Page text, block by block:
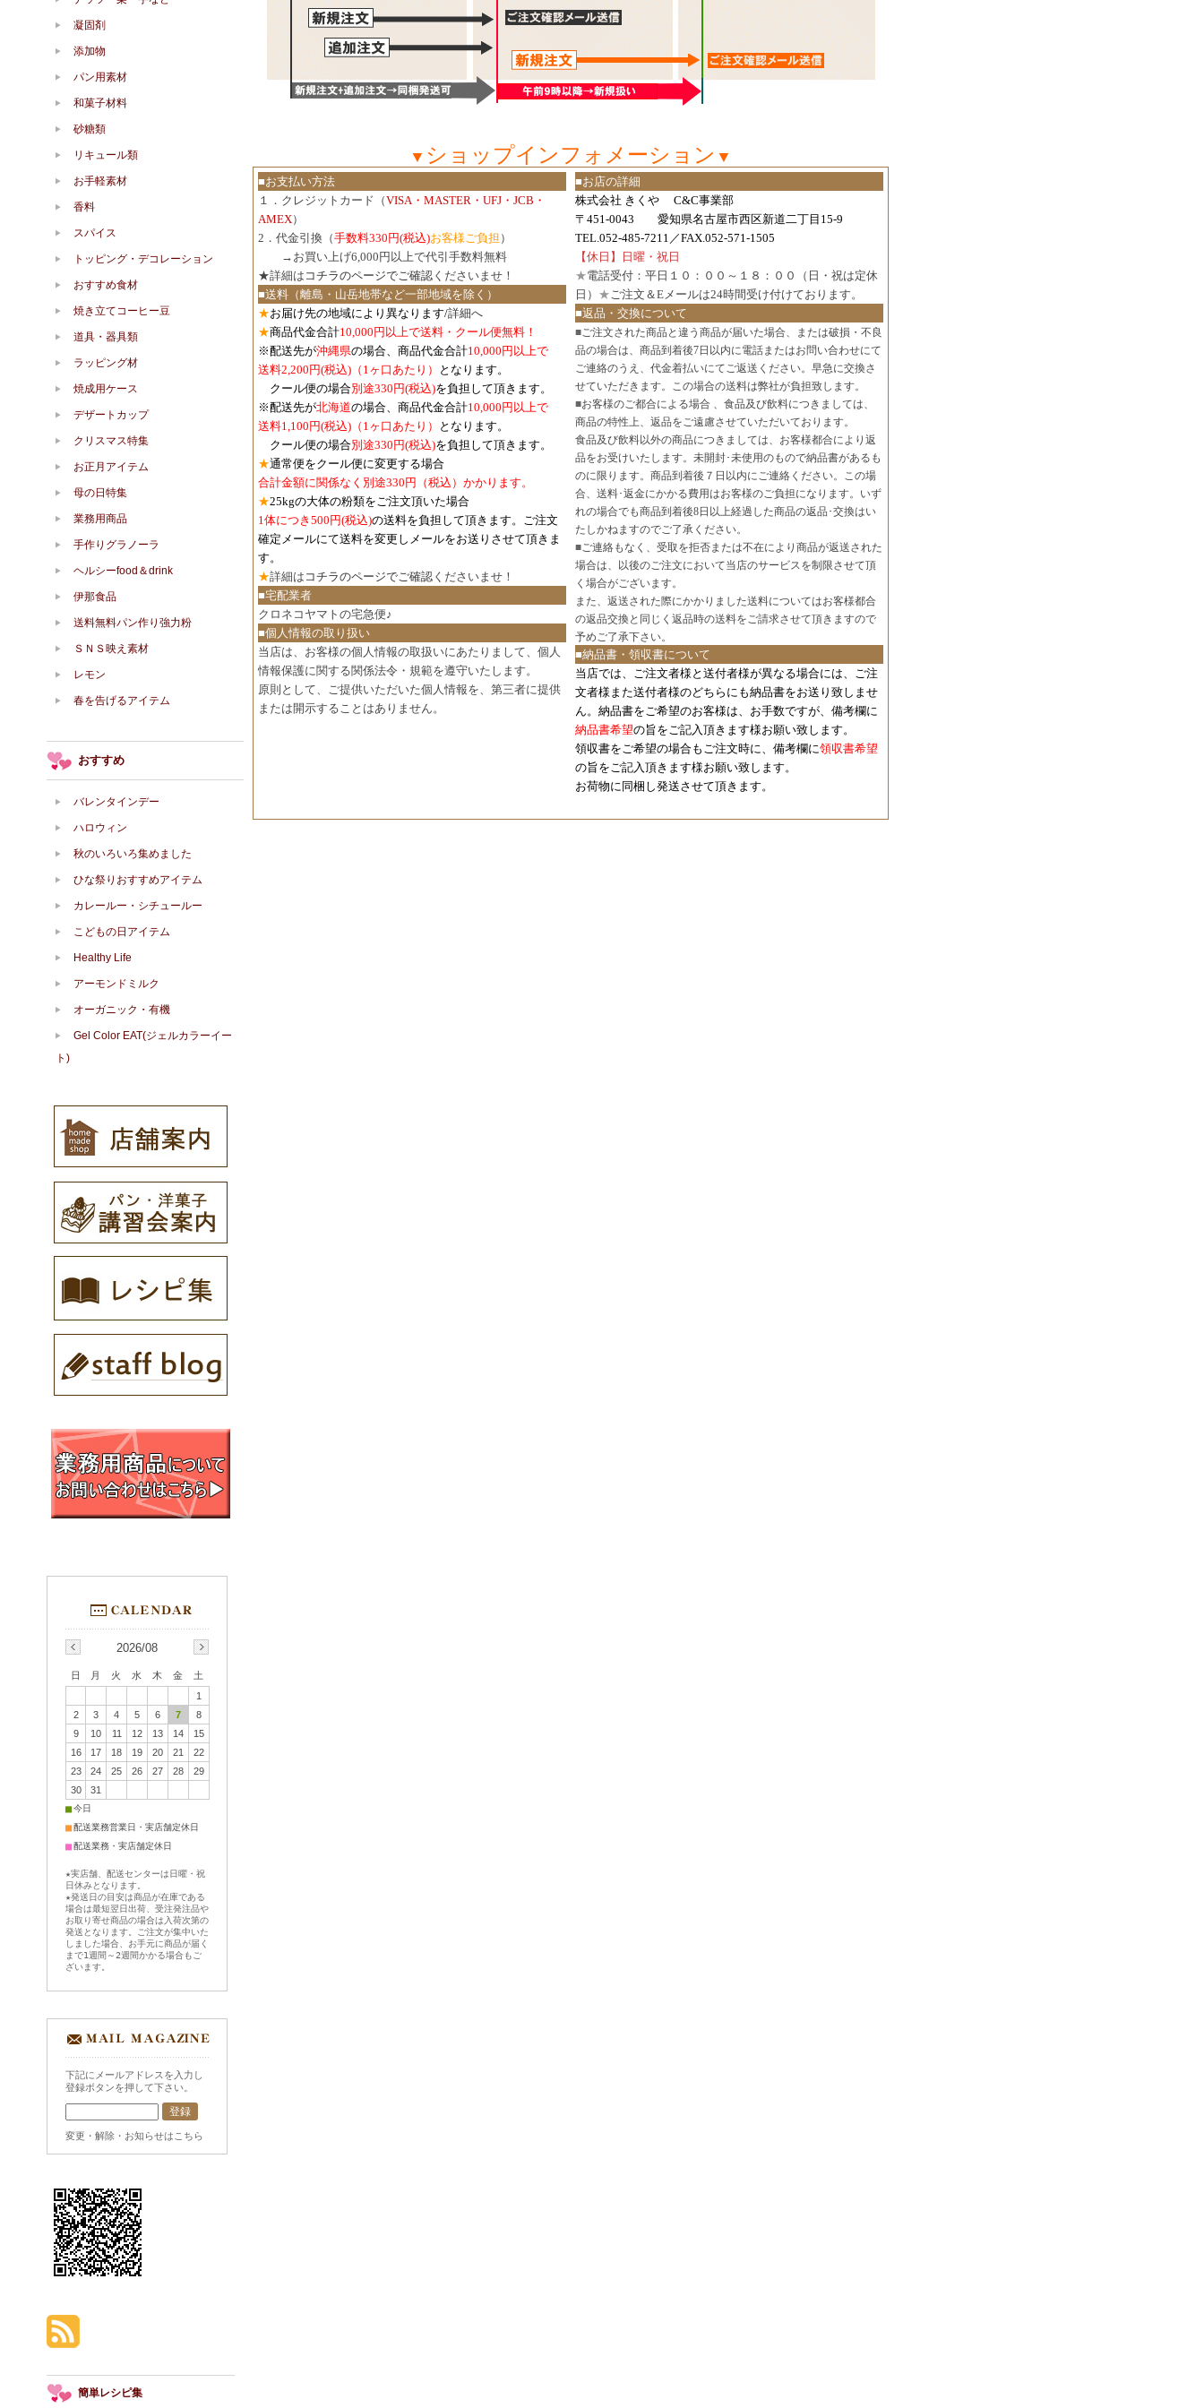
▼ ショップインフォメーション ▼
■お支払い方法
１．クレジットカード（VISA・MASTER・UFJ・JCB・
AMEX）
2．代金引換（手数料330円(税込)お客様ご負担 ）
→お買い上げ6,000円以上で代引手数料無料
★詳細は コチラのページでご確認 くださいませ！
■送料（離島・山岳地帯など一部地域を除く）
★お届け先の地域により異なります/詳細へ
★商品代金合計10,000円以上で送料・クール便無料！
※配送先が沖縄県の場合、商品代金合計10,000円以上で
送料2,200円(税込)（1ヶ口あたり）
となります。
クール便の場合別途330円(税込)を負担して頂きます。
※配送先が北海道の場合、商品代金合計10,000円以上で
送料1,100円(税込) （1ヶ口あたり）
となります。
クール便の場合別途330円(税込)を負担して頂きます。
★通常便をクール便に変更する場合
合計金額に関係なく別途330円（税込）かかります。
★25kgの大体の粉類をご注文頂いた場合
1体につき500円(税込)の送料を負担して頂きます。ご注文
確定メールにて送料を変更しメールをお送りさせて頂きま
す。
★詳細は コチラのページでご確認 くださいませ！
■宅配業者
クロネコヤマトの宅急便♪
■個人情報の取り扱い
当店は、お客様の個人情報の取扱いにあたりまして、個人
情報保護に関する関係法令・規範を遵守いたします。
原則として、ご提供いただいた個人情報を、第三者に提供
または開示することはありません。
■お店の詳細
株式会社 きくや C&C事業部
〒451-0043 愛知県名古屋市西区新道二丁目15-9
TEL.052-485-7211／FAX.052-571-1505
【休日】日曜・祝日
★電話受付：平日１０：００～１８：００（日・祝は定休
日） ★ご注文＆Eメールは24時間受け付けております。
■返品・交換について
■ご注文された商品と違う商品が届いた場合、または破損・不良
品の場合は、商品到着後7日以内に電話またはお問い合わせにて
ご連絡のうえ、代金着払いにてご返送ください。早急に交換さ
せていただきます。この場合の送料は弊社が負担致します。
■お客様のご都合による場合 、食品及び飲料につきましては、
商品の特性上、返品をご遠慮させていただいております。
食品及び飲料以外の商品につきましては、お客様都合により返
品をお受けいたします。未開封･未使用のもので納品書があるも
のに限ります。商品到着後７日以内にご連絡ください。この場
合、送料･返金にかかる費用はお客様のご負担になります。いず
れの場合でも商品到着後8日以上経過した商品の返品･交換はい
たしかねますのでご了承ください。
■ご連絡もなく、受取を拒否または不在により商品が返送された
場合は、以後のご注文において当店のサービスを制限させて頂
く場合がございます。
また、返送された際にかかりました送料についてはお客様都合
の返品交換と同じく返品時の送料をご請求させて頂きますので
予めご了承下さい。
■納品書・領収書について
当店では、ご注文者様と送付者様が異なる場合には、 ご注
文者様また送付者様のどちらにも納品書をお送り致しませ
ん。納品書をご希望のお客様は、お手数ですが、備考欄に
納品書希望の旨をご記入頂きます様お願い致します。
領収書をご希望の場合もご注文時に、備考欄に領収書希望
の旨をご記入頂きます様お願い致します。
お荷物に同梱し発送させて頂きます。
凝固剤
添加物
パン用素材
和菓子材料
砂糖類
リキュール類
お手軽素材
香料
スパイス
トッピング・デコレーション
おすすめ食材
焼き立てコーヒー豆
道具・器具類
ラッピング材
焼成用ケース
デザートカップ
クリスマス特集
お正月アイテム
母の日特集
業務用商品
手作りグラノーラ
ヘルシーfood＆drink
伊那食品
送料無料パン作り強力粉
ＳＮＳ映え素材
レモン
春を告げるアイテム
おすすめ
バレンタインデー
ハロウィン
秋のいろいろ集めました
ひな祭りおすすめアイテム
カレールー・シチュールー
こどもの日アイテム
Healthy Life
アーモンドミルク
オーガニック・有機
Gel Color EAT(ジェルカラーイー
ト)
2026/08
日 月 火 水 木 金
土
1
2
3 4 5 6 7
8
9
10 11 12 13 14
15
16
17 18 19 20 21
22
23
24 25 26 27 28
29
30
31
■今日
■配送業務営業日・実店舗定休日
■配送業務・実店舗定休日
★実店舗、配送センターは日曜・祝
日休みとなります。
★発送日の目安は商品が在庫である
場合は最短翌日出荷、受注発注品や
お取り寄せ商品の場合は入荷次第の
発送となります。ご注文が集中いた
しました場合、お手元に商品が届く
まで1週間～2週間かかる場合もご
ざいます。
下記にメールアドレスを入力し
登録ボタンを押して下さい。
変更・解除・お知らせはこちら
簡単レシピ集